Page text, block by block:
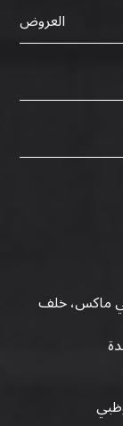
العروض
سيتي ماكس، خلف